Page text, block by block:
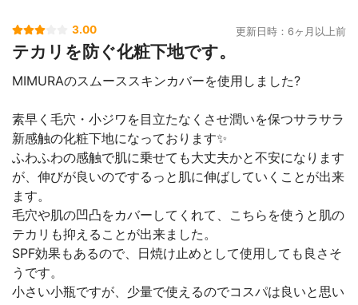
3.00 更新日時：6ヶ月以上前
テカリを防ぐ化粧下地です。
MIMURAのスムーススキンカバーを使用しました?
素早く毛穴・小ジワを目立たなくさせ潤いを保つサラサラ
新感触の化粧下地になっております✨
ふわふわの感触で肌に乗せても大丈夫かと不安になります
が、伸びが良いのでするっと肌に伸ばしていくことが出来
ます。
毛穴や肌の凹凸をカバーしてくれて、こちらを使うと肌の
テカリも抑えることが出来ました。
SPF効果もあるので、日焼け止めとして使用しても良さそ
うです。
小さい小瓶ですが、少量で使えるのでコスパは良いと思い